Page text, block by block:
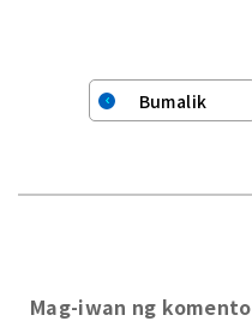
Bumalik
Mag-iwan ng komento